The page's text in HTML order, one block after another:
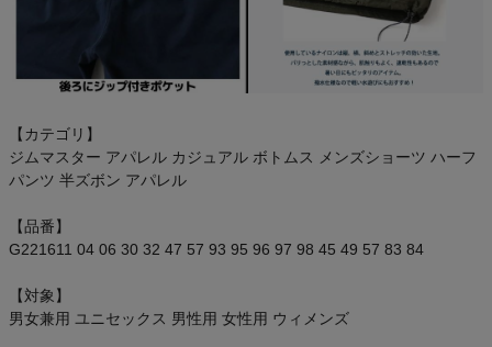
【カテゴリ】
ジムマスター アパレル カジュアル ボトムス メンズショーツ ハーフ
パンツ 半ズボン アパレル
【品番】
G221611 04 06 30 32 47 57 93 95 96 97 98 45 49 57 83 84
【対象】
男女兼用 ユニセックス 男性用 女性用 ウィメンズ